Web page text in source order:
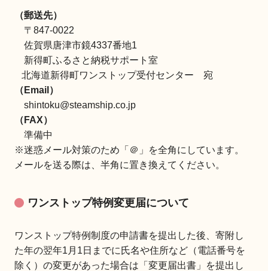
（郵送先）
〒847-0022
佐賀県唐津市鏡4337番地1
新得町ふるさと納税サポート室
北海道新得町ワンストップ受付センター 宛
（Email）
shintoku@steamship.co.jp
（FAX）
準備中
※迷惑メール対策のため「＠」を全角にしています。
メールを送る際は、半角に置き換えてください。
ワンストップ特例変更届について
ワンストップ特例制度の申請書を提出した後、寄附し
た年の翌年1月1日までに氏名や住所など（電話番号を
除く）の変更があった場合は「変更届出書」を提出し